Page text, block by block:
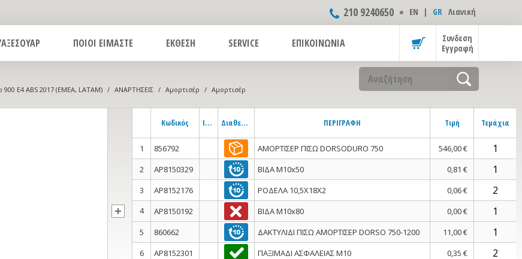
210 9240650 ΕΝ | GR Λιανική
Συνδεση
Εγγραφή
ΠΟΙΟΙ ΕΙΜΑΣΤΕ ΕΚΘΕΣΗ SERVICE ΕΠΙΚΟΙΝΩΝΙΑ
E4 ABS 2017 (EMEA, LATAM) / ΑΝΑΡΤΗΣΕΙΣ / Αμορτισέρ / Αμορτισέρ
Κωδικός Info Διαθεσιμότητα ΠΕΡΙΓΡΑΦΗ Τιμή Τεμάχια
1 856792 ΑΜΟΡΤΙΣΕΡ ΠΙΣΩ DORSODURO 750
546,00 €
2
AP8150329 ΒΙΔΑ M10x50
0,81 €
3
AP8152176 ΡΟΔΕΛΑ 10,5X18X2
0,06 €
4
AP8150192 ΒΙΔΑ M10x80
0,00 €
5
860662 ΔΑΚΤΥΛΙΔΙ ΠΙΣΩ ΑΜΟΡΤΙΣΕΡ DORSO 750-1200
11,00 €
6
AP8152301 ΠΑΞΙΜΑΔΙ ΑΣΦΑΛΕΙΑΣ M10
0,35 €